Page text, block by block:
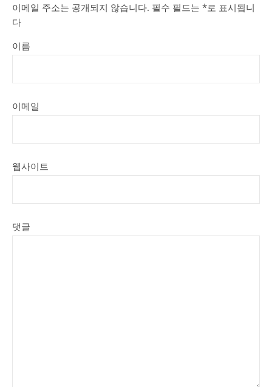
이메일 주소는 공개되지 않습니다. 필수 필드는 *로 표시됩니
다
이름
이메일
웹사이트
댓글